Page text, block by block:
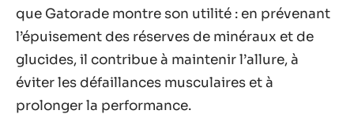
que Gatorade montre son utilité : en prévenant
l’épuisement des réserves de minéraux et de
glucides, il contribue à maintenir l’allure, à
éviter les défaillances musculaires et à
prolonger la performance.